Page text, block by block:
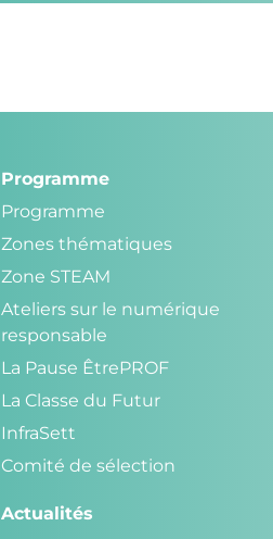
Programme
Programme
Zones thématiques
Zone STEAM
Ateliers sur le numérique
responsable
La Pause ÊtrePROF
La Classe du Futur
InfraSett
Comité de sélection
Actualités